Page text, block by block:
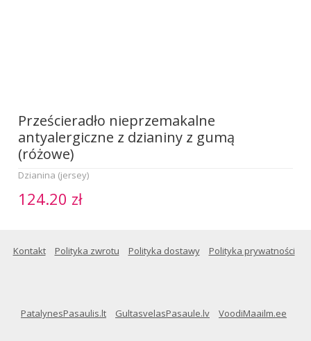
Prześcieradło nieprzemakalne
antyalergiczne z dzianiny z gumą
(różowe)
Dzianina (jersey)
124.20 zł
Kontakt Polityka zwrotu Polityka dostawy Polityka prywatności
PatalynesPasaulis.lt GultasvelasPasaule.lv VoodiMaailm.ee